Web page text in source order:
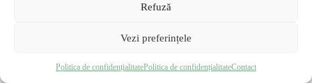
Refuză
Vezi preferințele
Politica de confidențialitatePolitica de confidențialitateContact
Extensia Slatina, USAMV București